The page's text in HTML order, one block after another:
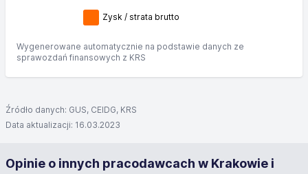
Zysk / strata brutto
Wygenerowane automatycznie na podstawie danych ze
sprawozdań finansowych z KRS
Źródło danych: GUS, CEIDG, KRS
Data aktualizacji: 16.03.2023
Opinie o innych pracodawcach w Krakowie i